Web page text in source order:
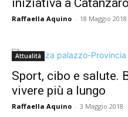
iniziativa a Catanzaro
Raffaella Aquino - 18 Maggio 2018
Attualità
Sport, cibo e salute.
vivere più a lungo
Raffaella Aquino - 3 Maggio 2018